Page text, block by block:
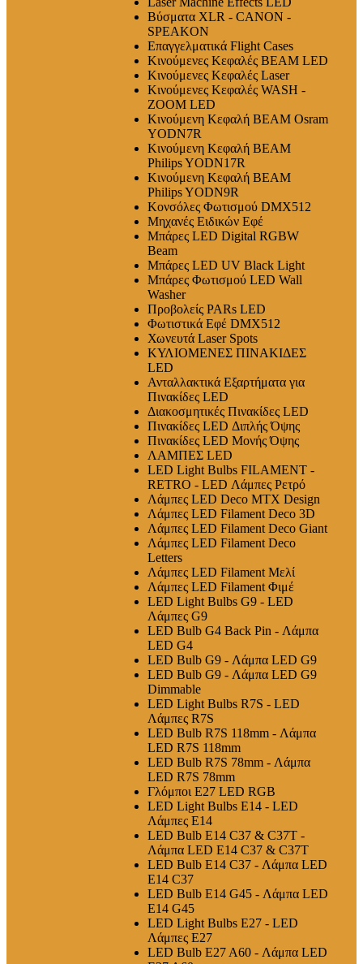
Βύσματα XLR - CANON -
SPEAKON
Επαγγελματικά Flight Cases
Κινούμενες Κεφαλές BEAM LED
Κινούμενες Κεφαλές Laser
Κινούμενες Κεφαλές WASH -
ZOOM LED
Κινούμενη Κεφαλή BEAM Osram
YODN7R
Κινούμενη Κεφαλή BEAM
Philips YODN17R
Κινούμενη Κεφαλή BEAM
Philips YODN9R
Κονσόλες Φωτισμού DMX512
Μηχανές Ειδικών Εφέ
Μπάρες LED Digital RGBW
Beam
Μπάρες LED UV Black Light
Μπάρες Φωτισμού LED Wall
Washer
Προβολείς PARs LED
Φωτιστικά Εφέ DMX512
Χωνευτά Laser Spots
ΚΥΛΙΟΜΕΝΕΣ ΠΙΝΑΚΙΔΕΣ
LED
Ανταλλακτικά Εξαρτήματα για
Πινακίδες LED
Διακοσμητικές Πινακίδες LED
Πινακίδες LED Διπλής Όψης
Πινακίδες LED Μονής Όψης
ΛΑΜΠΕΣ LED
LED Light Bulbs FILAMENT -
RETRO - LED Λάμπες Ρετρό
Λάμπες LED Deco MTX Design
Λάμπες LED Filament Deco 3D
Λάμπες LED Filament Deco Giant
Λάμπες LED Filament Deco
Letters
Λάμπες LED Filament Μελί
Λάμπες LED Filament Φιμέ
LED Light Bulbs G9 - LED
Λάμπες G9
LED Bulb G4 Back Pin - Λάμπα
LED G4
LED Bulb G9 - Λάμπα LED G9
LED Bulb G9 - Λάμπα LED G9
Dimmable
LED Light Bulbs R7S - LED
Λάμπες R7S
LED Bulb R7S 118mm - Λάμπα
LED R7S 118mm
LED Bulb R7S 78mm - Λάμπα
LED R7S 78mm
Γλόμποι E27 LED RGB
LED Light Bulbs E14 - LED
Λάμπες E14
LED Bulb E14 C37 & C37T -
Λάμπα LED E14 C37 & C37T
LED Bulb E14 C37 - Λάμπα LED
E14 C37
LED Bulb E14 G45 - Λάμπα LED
E14 G45
LED Light Bulbs E27 - LED
Λάμπες E27
LED Bulb E27 A60 - Λάμπα LED